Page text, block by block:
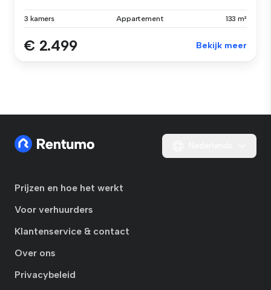
3 kamers Appartement 133 m²
€ 2.499 Bekijk meer
Prijzen en hoe het werkt
Voor verhuurders
Klantenservice & contact
Over ons
Privacybeleid